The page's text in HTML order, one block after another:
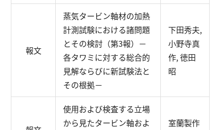
報文
蒸気タービン軸材の加熱
計測試験における諸問題
とその検討（第3報） －
各タワミに対する総合的
見解ならびに新試験法と
その根拠－
下田秀夫,
小野寺真
作, 徳田
昭
使用および検査する立場
から見たタービン軸およ
室蘭製作